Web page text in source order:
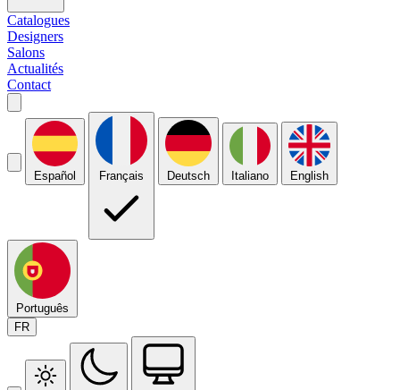
Catalogues
Designers
Salons
Actualités
Contact
Español Français Deutsch Italiano English
Português
FR